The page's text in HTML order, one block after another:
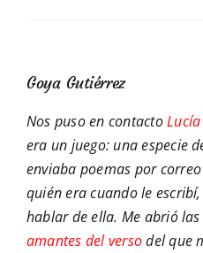
Goya Gutiérrez
Nos puso en contactoLucía
era un juego: una especie
enviaba poemas por
quién era cuando le
hablar de ella. Me abrió
amantes del versodel que